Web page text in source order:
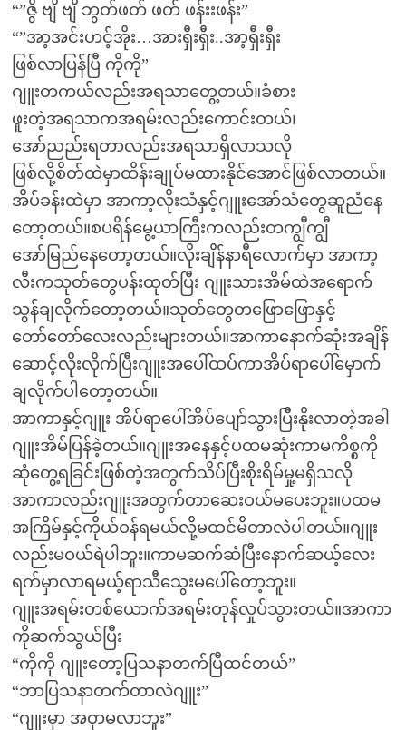
“”ဇွိ ဗျိ ဗျိ ဘွတ်ဖတ် ဖတ် ဖန်းးဖန်း”
“”အာ့အင်းဟင့်အိုး…အားရှီးရှီး..အာ့ရှီးရှီး
ဖြစ်လာပြန်ပြီ ကိုကို”
ဂျူးတကယ်လည်းအရသာတွေ့တယ်။ခံစား
ဖူးတဲ့အရသာကအရမ်းလည်းကောင်းတယ်၊
အော်ညည်းရတာလည်းအရသာရှိလာသလို
ဖြစ်လို့စိတ်ထဲမှာထိန်းချုပ်မထားနိုင်အောင်ဖြစ်လာတယ်။
အိပ်ခန်းထဲမှာ အာကာ့လိုးသံနှင့်ဂျူးအော်သံတွေဆူညံနေ
တော့တယ်။စပရိန်မွေ့ယာကြီးကလည်းတကျွီကျွီ
အော်မြည်နေတော့တယ်။လိုးချိန်နာရီလောက်မှာ အာကာ့
လီးကသုတ်တွေပန်းထုတ်ပြီး ဂျူးသားအိမ်ထဲအရောက်
သွန်ချလိုက်တော့တယ်။သုတ်တွေတဖြောဖြောနှင့်
တော်တော်လေးလည်းများတယ်။အာကာနောက်ဆုံးအချိန်
ဆောင့်လိုးလိုက်ပြီးဂျူးအပေါ်ထပ်ကာအိပ်ရာပေါ်မှောက်
ချလိုက်ပါတော့တယ်။
အာကာနှင့်ဂျူး အိပ်ရာပေါ်အိပ်ပျော်သွားပြီးနိုးလာတဲ့အခါ
ဂျူးအိမ်ပြန်ခဲ့တယ်။ဂျူးအနေနှင့်ပထမဆုံးကာမကိစ္စကို
ဆုံတွေ့ရခြင်းဖြစ်တဲ့အတွက်သိပ်ပြီးစိုးရိမ်မှု့မရှိသလို
အာကာလည်းဂျူးအတွက်တာဆေးဝယ်မပေးဘူး။ပထမ
အကြိမ်နှင့်ကိုယ်ဝန်ရမယ်လို့မထင်မိတာလဲပါတယ်။ဂျူး
လည်းမဝယ်ရဲပါဘူး။ကာမဆက်ဆံပြီးနောက်ဆယ့်လေး
ရက်မှာလာရမယ့်ရာသီသွေးမပေါ်တော့ဘူး။
ဂျူးအရမ်းတစ်ယောက်အရမ်းတုန်လှုပ်သွားတယ်။အာကာ
ကိုဆက်သွယ်ပြီး
“ကိုကို ဂျူးတော့ပြသနာတက်ပြီထင်တယ်”
“ဘာပြသနာတက်တာလဲဂျူး”
“ဂျူးမှာ အဝှာမလာဘူး”